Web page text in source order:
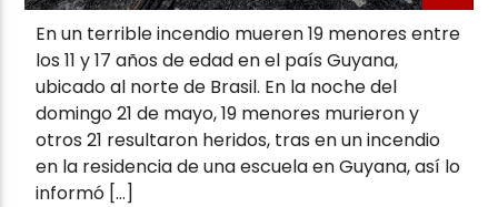
En un terrible incendio mueren 19 menores entre
los 11 y 17 años de edad en el país Guyana,
ubicado al norte de Brasil. En la noche del
domingo 21 de mayo, 19 menores murieron y
otros 21 resultaron heridos, tras en un incendio
en la residencia de una escuela en Guyana, así lo
informó […]